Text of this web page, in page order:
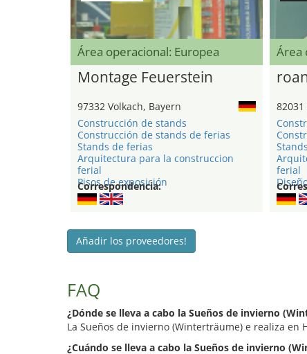
Área operacional: Europea
Montage Feuerstein
97332 Volkach, Bayern
Construcción de stands
Construcción de stands de ferias
Stands de ferias
Arquitectura para la construccion
ferial
Pisos de exposición
Correspondencia:
Área
ferial
Añadir los proveedores!
FAQ
¿Dónde se lleva a cabo la Sueños de invierno
La Sueños de invierno (Winterträume) e realiza en
¿Cuándo se lleva a cabo la Sueños de invierno